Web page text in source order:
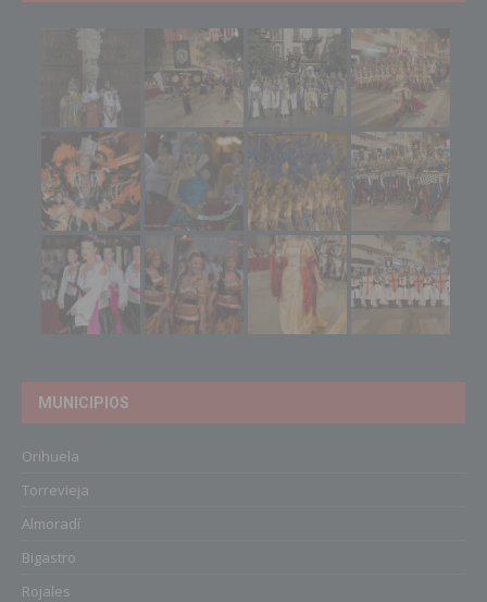
MUNICIPIOS
Orihuela
Torrevieja
Almoradí
Bigastro
Rojales